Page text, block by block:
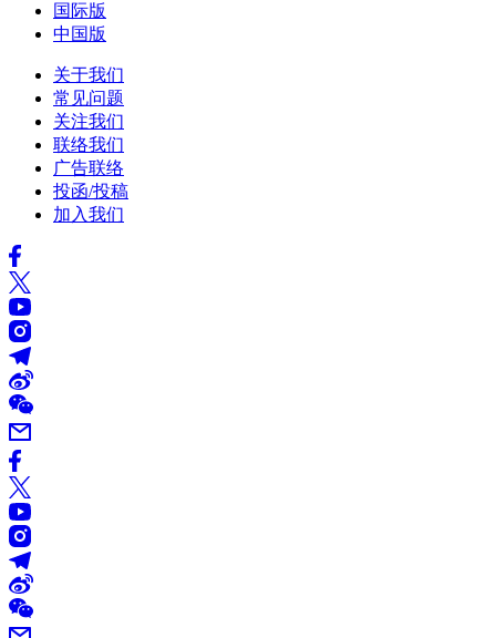
国际版
中国版
关于我们
常见问题
关注我们
联络我们
广告联络
投函/投稿
加入我们